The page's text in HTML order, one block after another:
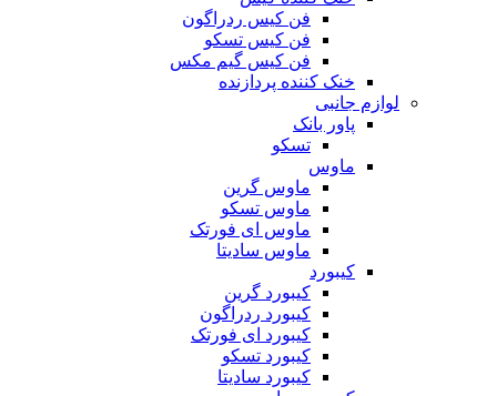
فن کیس ردراگون
فن کیس تسکو
فن کیس گیم مکس
خنک کننده پردازنده
لوازم جانبی
پاور بانک
تسکو
ماوس
ماوس گرین
ماوس تسکو
ماوس ای فورتک
ماوس سادیتا
کیبورد
کیبورد گرین
کیبورد ردراگون
کیبورد ای فورتک
کیبورد تسکو
کیبورد سادیتا